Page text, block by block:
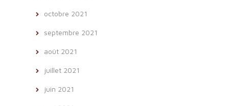
octobre 2021
septembre 2021
août 2021
juillet 2021
juin 2021